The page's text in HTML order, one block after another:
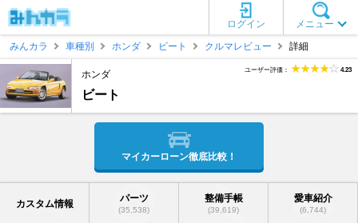
メニュー
ログイン
みんカラ
車種別 ホンダ ビート クルマレビュー 詳細
ホンダ
ビート
ユーザー評価： 4.23
マイカーローン徹底比較！
カスタム情報 パーツ
(35,538)
整備手帳
(39,619)
愛車紹介
(6,744)